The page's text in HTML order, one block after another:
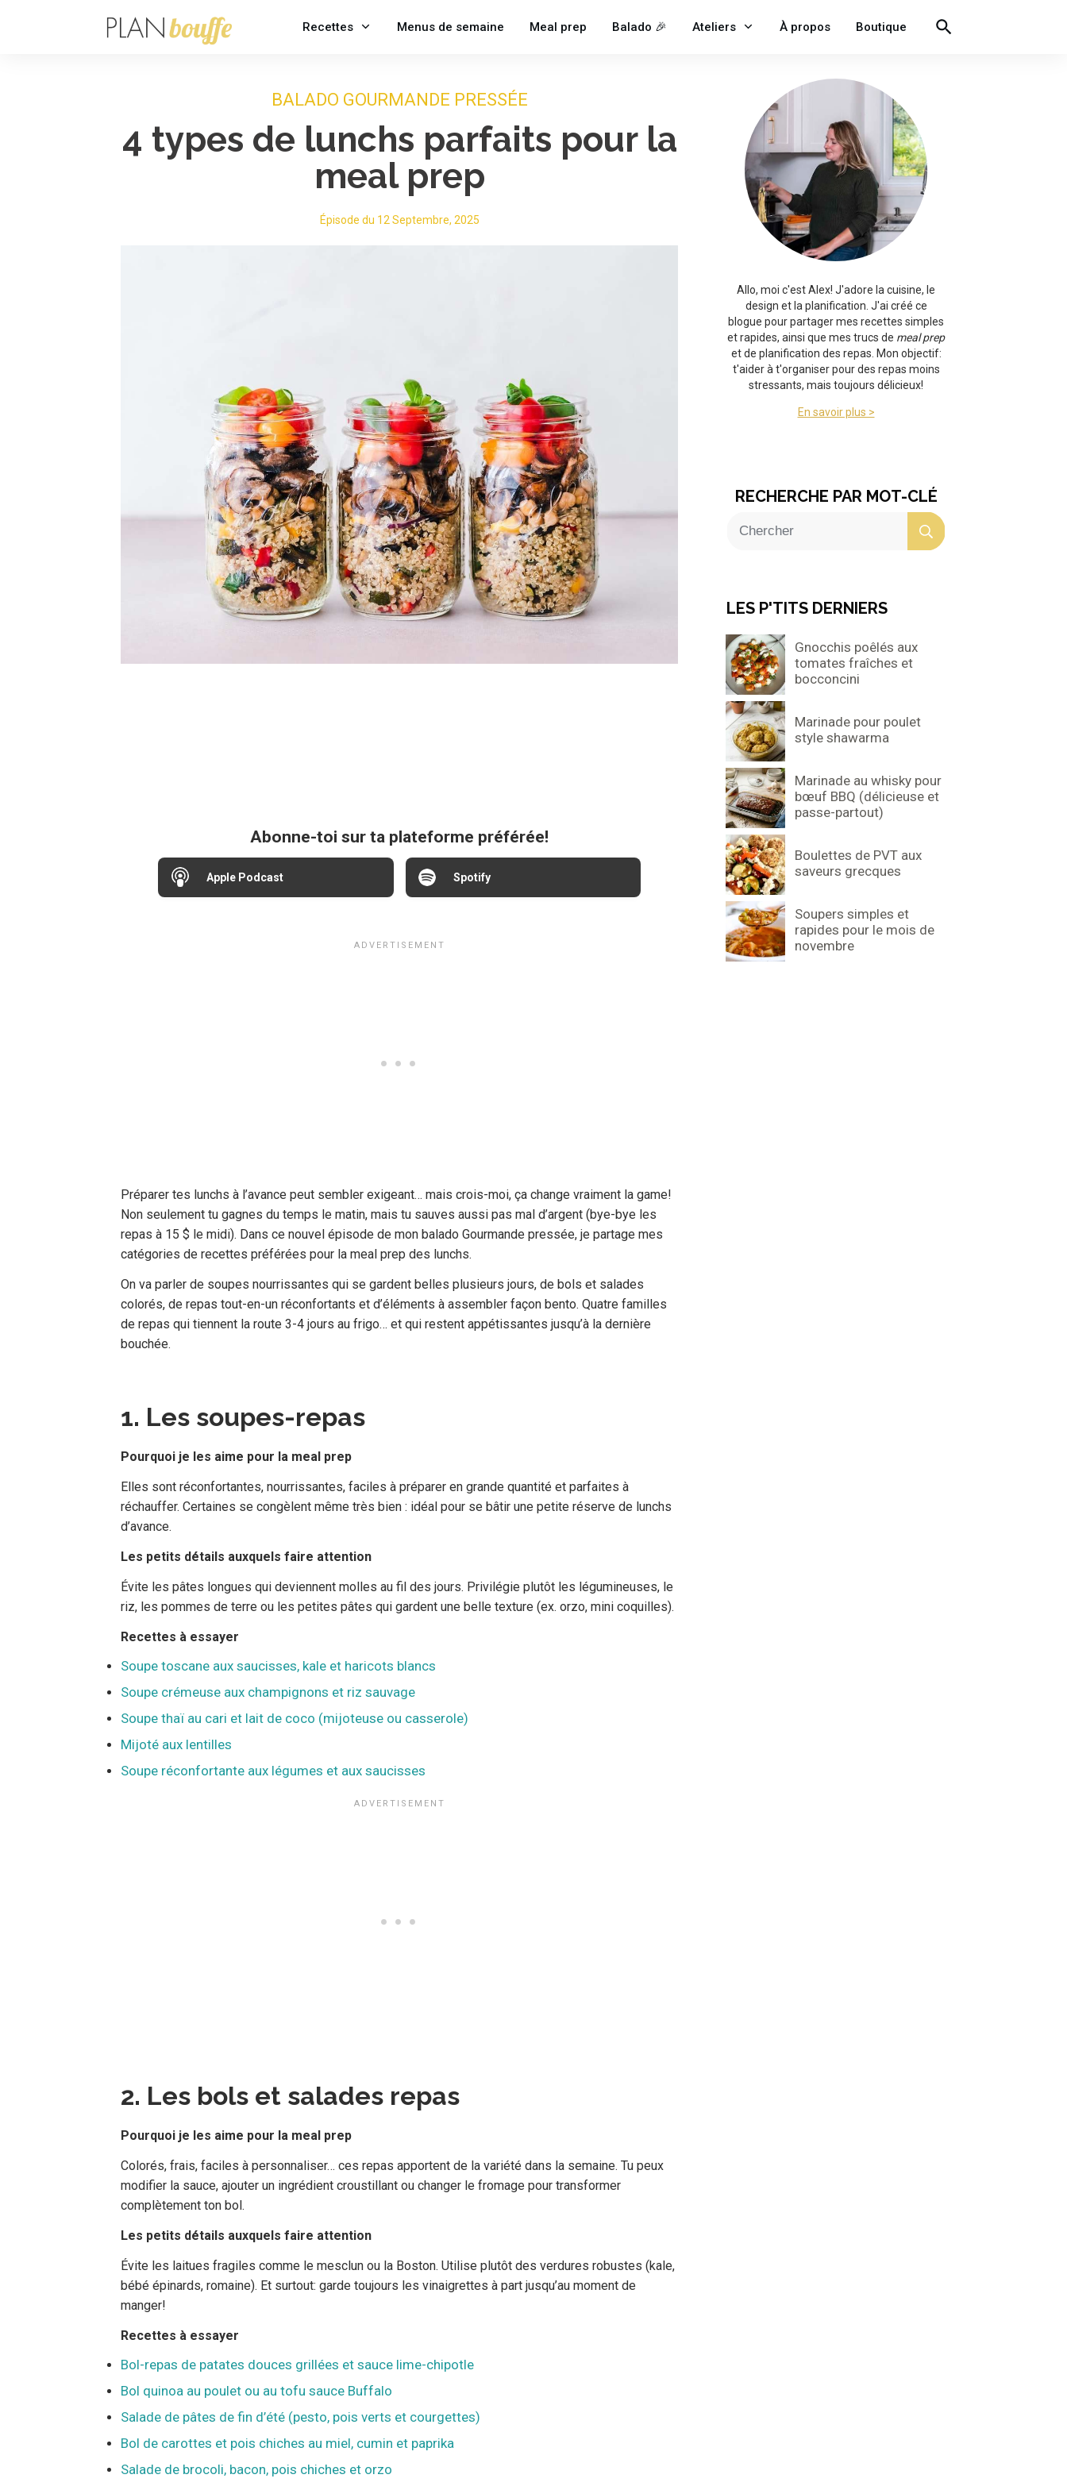
Recettes Menus de semaine Meal prep Balado 🎉 Ateliers À propos Boutique
BALADO GOURMANDE PRESSÉE
4 types de lunchs parfaits pour la
meal prep
Épisode du 12 Septembre, 2025
Abonne-toi sur ta plateforme préférée!
Apple Podcast Spotify
Préparer tes lunchs à l’avance peut sembler exigeant… mais crois-moi, ça change vraiment la game!
Non seulement tu gagnes du temps le matin, mais tu sauves aussi pas mal d’argent (bye-bye les
repas à 15 $ le midi). Dans ce nouvel épisode de mon balado Gourmande pressée, je partage mes
catégories de recettes préférées pour la meal prep des lunchs.
On va parler de soupes nourrissantes qui se gardent belles plusieurs jours, de bols et salades
colorés, de repas tout-en-un réconfortants et d’éléments à assembler façon bento. Quatre familles
de repas qui tiennent la route 3-4 jours au frigo… et qui restent appétissantes jusqu’à la dernière
bouchée.
1. Les soupes-repas
Pourquoi je les aime pour la meal prep
Elles sont réconfortantes, nourrissantes, faciles à préparer en grande quantité et parfaites à
réchauffer. Certaines se congèlent même très bien : idéal pour se bâtir une petite réserve de lunchs
d’avance.
Les petits détails auxquels faire attention
Évite les pâtes longues qui deviennent molles au fil des jours. Privilégie plutôt les légumineuses, le
riz, les pommes de terre ou les petites pâtes qui gardent une belle texture (ex. orzo, mini coquilles).
Recettes à essayer
Soupe toscane aux saucisses, kale et haricots blancs
Soupe crémeuse aux champignons et riz sauvage
Soupe thaï au cari et lait de coco (mijoteuse ou casserole)
Mijoté aux lentilles
Soupe réconfortante aux légumes et aux saucisses
2. Les bols et salades repas
Pourquoi je les aime pour la meal prep
Colorés, frais, faciles à personnaliser… ces repas apportent de la variété dans la semaine. Tu peux
modifier la sauce, ajouter un ingrédient croustillant ou changer le fromage pour transformer
complètement ton bol.
Les petits détails auxquels faire attention
Évite les laitues fragiles comme le mesclun ou la Boston. Utilise plutôt des verdures robustes (kale,
bébé épinards, romaine). Et surtout: garde toujours les vinaigrettes à part jusqu’au moment de
manger!
Recettes à essayer
Bol-repas de patates douces grillées et sauce lime-chipotle
Bol quinoa au poulet ou au tofu sauce Buffalo
Salade de pâtes de fin d’été (pesto, pois verts et courgettes)
Bol de carottes et pois chiches au miel, cumin et paprika
Salade de brocoli, bacon, pois chiches et orzo
Allo, moi c'est Alex! J'adore la cuisine, le
design et la planification. J'ai créé ce
blogue pour partager mes recettes simples
et rapides, ainsi que mes trucs de meal prep
et de planification des repas. Mon objectif:
t'aider à t'organiser pour des repas moins
stressants, mais toujours délicieux!
En savoir plus >
RECHERCHE PAR MOT-CLÉ
LES P'TITS DERNIERS
Gnocchis poêlés aux
tomates fraîches et
bocconcini
Marinade pour poulet
style shawarma
Marinade au whisky pour
bœuf BBQ (délicieuse et
passe-partout)
Boulettes de PVT aux
saveurs grecques
Soupers simples et
rapides pour le mois de
novembre